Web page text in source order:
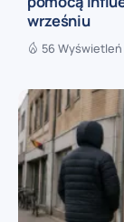
wrześniu
56 Wyświetleń